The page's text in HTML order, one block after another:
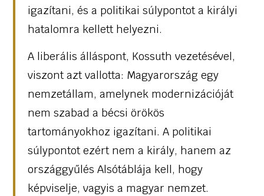
igazítani, és a politikai súlypontot a királyi
hatalomra kellett helyezni.
A liberális álláspont, Kossuth vezetésével,
viszont azt vallotta: Magyarország egy
nemzetállam, amelynek modernizációját
nem szabad a bécsi örökös
tartományokhoz igazítani. A politikai
súlypontot ezért nem a király, hanem az
országgyűlés Alsótáblája kell, hogy
képviselje, vagyis a magyar nemzet.